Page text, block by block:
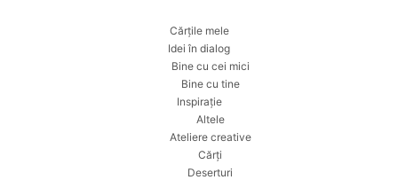
Cărțile mele
Idei în dialog
Bine cu cei mici
Bine cu tine
Inspirație
Altele
Ateliere creative
Cărți
Deserturi